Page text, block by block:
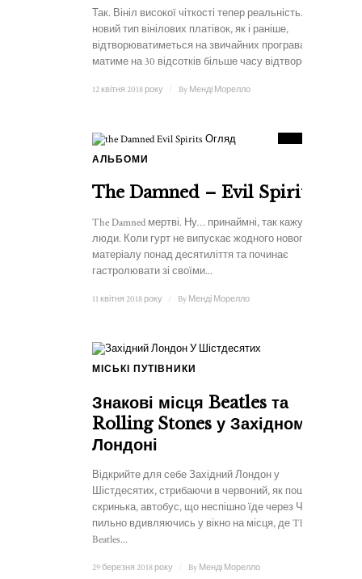
Так. Вініл високої чіткості тепер реальність. Цей
новий тип вінілових платівок, як і раніше,
відтворюватиметься на звичайних програвачах і
матиме на 30 відсотків більше часу відтворення...
12 квітня 2018 року By Менді Морелло
РАХУНОК
АЛЬБОМИ
The Damned – Evil Spirits
The Damned мертві. Ну… принаймні, так кажуть
люди. Коли гурт не випускає жодного нового
матеріалу понад десятиліття та починає
гастролювати зі своїми...
11 квітня 2018 року By Менді Морелло
МІСЬКІ ПУТІВНИКИ
Знакові місця Beatles та
Rolling Stones у Західному
Лондоні
Відкрийте для себе Західний Лондон у
Шістдесятих, стрибаючи в червоний, як поштова
скринька, автобус, що неспішно їде через Челсі, і
пильно вдивляючись у вікно на місця, де The
Beatles...
29 березня 2018 року By Менді Морелло